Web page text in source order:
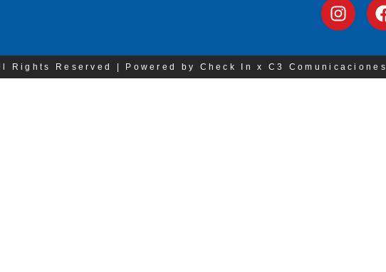
Rights Reserved | Powered by Check In x C3 Comunicaciones